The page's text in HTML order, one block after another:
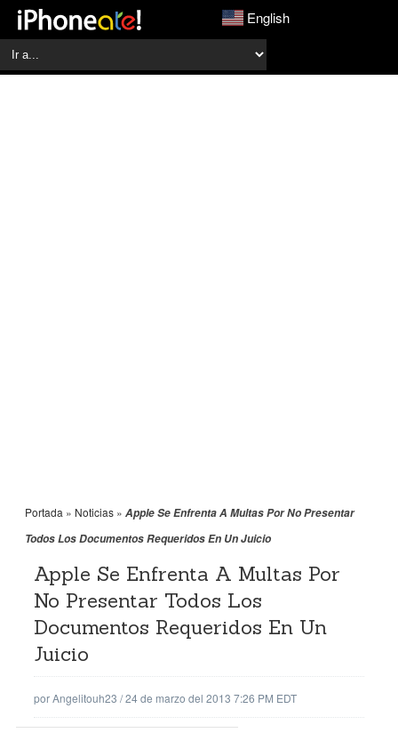
English
Portada » Noticias » Apple Se Enfrenta A Multas Por No Presentar
Todos Los Documentos Requeridos En Un Juicio
Apple Se Enfrenta A Multas Por
No Presentar Todos Los
Documentos Requeridos En Un
Juicio
porAngelitouh23 /24 de marzo del 2013 7:26 PM EDT